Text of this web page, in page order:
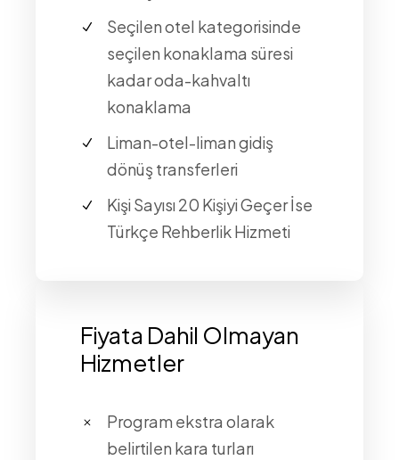
Seçilen otel kategorisinde
seçilen konaklama süresi
kadar oda-kahvaltı
konaklama
Liman-otel-liman gidiş
dönüş transferleri
Kişi Sayısı 20 Kişiyi Geçer İse
Türkçe Rehberlik Hizmeti
Fiyata Dahil Olmayan
Hizmetler
Program ekstra olarak
belirtilen kara turları